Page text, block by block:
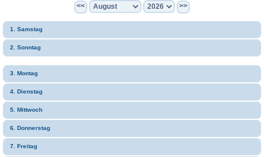
e
<< >>
1. Samstag
2. Sonntag
3. Montag
4. Dienstag
5. Mittwoch
6. Donnerstag
7. Freitag